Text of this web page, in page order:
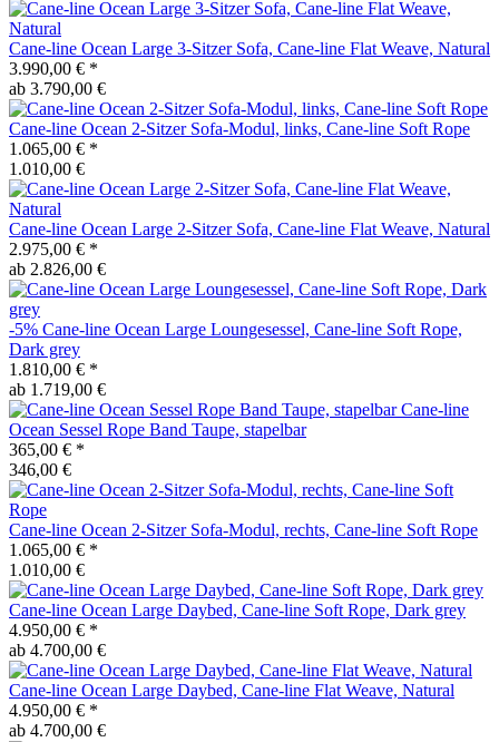
Cane-line Ocean Large 3-Sitzer Sofa, Cane-line Flat Weave, Natural
3.990,00 € *
ab 3.790,00 €
Cane-line Ocean 2-Sitzer Sofa-Modul, links, Cane-line Soft Rope
1.065,00 € *
1.010,00 €
Cane-line Ocean Large 2-Sitzer Sofa, Cane-line Flat Weave, Natural
2.975,00 € *
ab 2.826,00 €
-5% Cane-line Ocean Large Loungesessel, Cane-line Soft Rope,
Dark grey
1.810,00 € *
ab 1.719,00 €
Cane-line
Ocean Sessel Rope Band Taupe, stapelbar
365,00 € *
346,00 €
Cane-line Ocean 2-Sitzer Sofa-Modul, rechts, Cane-line Soft Rope
1.065,00 € *
1.010,00 €
Cane-line Ocean Large Daybed, Cane-line Soft Rope, Dark grey
4.950,00 € *
ab 4.700,00 €
Cane-line Ocean Large Daybed, Cane-line Flat Weave, Natural
4.950,00 € *
ab 4.700,00 €